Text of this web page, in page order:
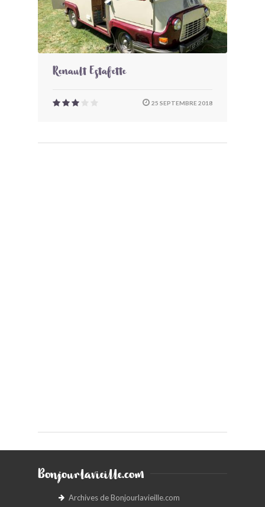
Renault Estafette
25 SEPTEMBRE 2018
Bonjourlavieille.com
Archives de Bonjourlavieille.com